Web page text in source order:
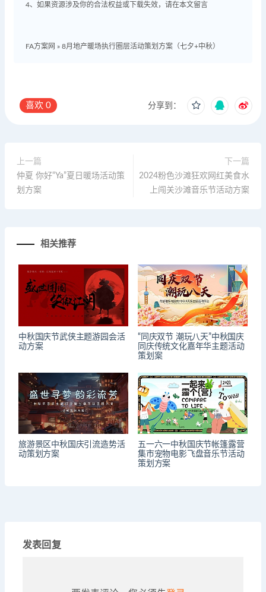
4、如果资源涉及你的合法权益或下载失效，请在本文留言
FA方案网 » 8月地产暖场执行圈层活动策划方案（七夕+中秋）
喜欢 0 分享到：
上一篇
仲夏 你好“Ya”夏日暖场活动策
划方案
下一篇
2024粉色沙滩狂欢网红美食水
上闯关沙滩音乐节活动方案
相关推荐
中秋国庆节武侠主题游园会活
动方案
“同庆双节 潮玩八天”中秋国庆
同庆传统文化嘉年华主题活动
策划案
旅游景区中秋国庆引流造势活
动策划方案
五一六一中秋国庆节帐篷露营
集市宠物电影飞盘音乐节活动
策划方案
发表回复